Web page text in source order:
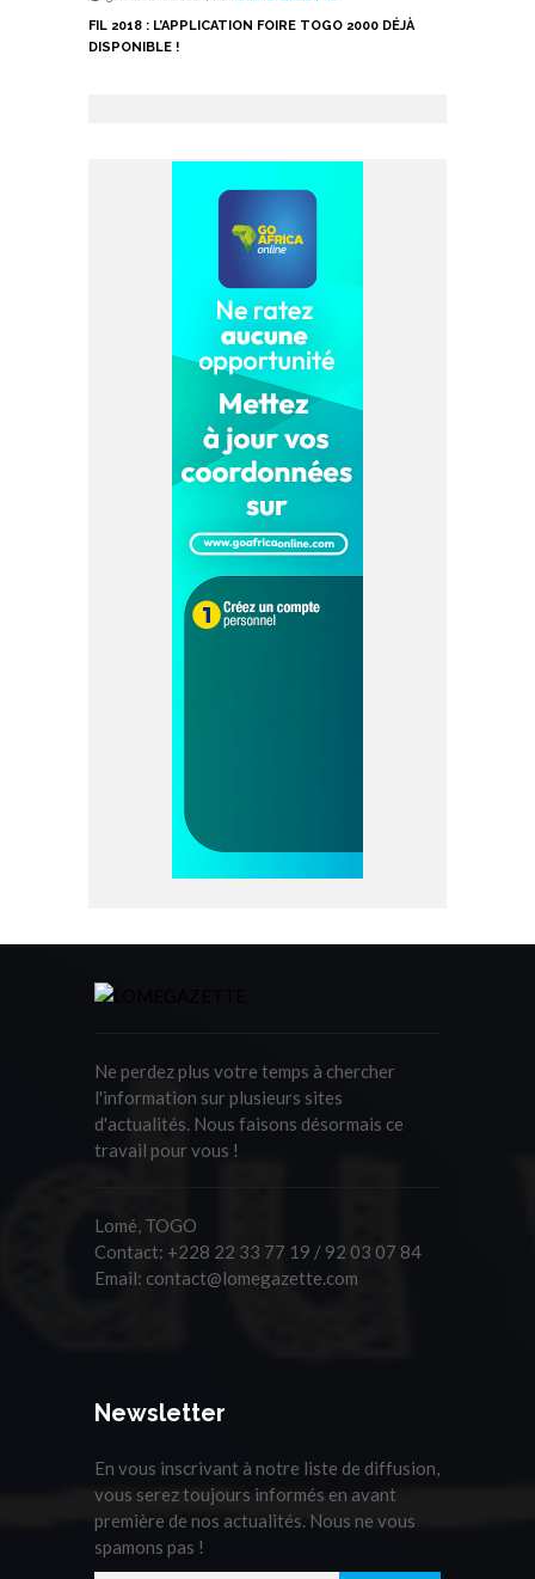
FIL 2018 : L’APPLICATION FOIRE TOGO 2000 DÉJÀ
DISPONIBLE !
Ne perdez plus votre temps à chercher
l'information sur plusieurs sites
d'actualités. Nous faisons désormais ce
travail pour vous !
Lomé, TOGO
Contact: +228 22 33 77 19 / 92 03 07 84
Email: contact@lomegazette.com
Newsletter
En vous inscrivant à notre liste de diffusion,
vous serez toujours informés en avant
première de nos actualités. Nous ne vous
spamons pas !